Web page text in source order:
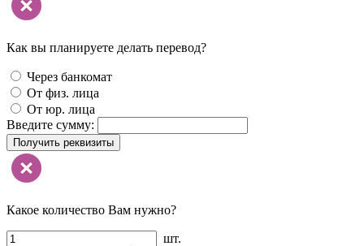
Как вы планируете делать перевод?
Через банкомат
От физ. лица
От юр. лица
Введите сумму:
Получить реквизиты
Какое количество Вам нужно?
шт.